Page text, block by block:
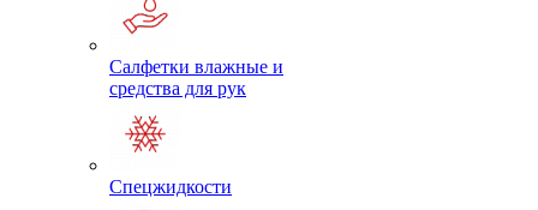
Салфетки влажные и
средства для рук
Спецжидкости